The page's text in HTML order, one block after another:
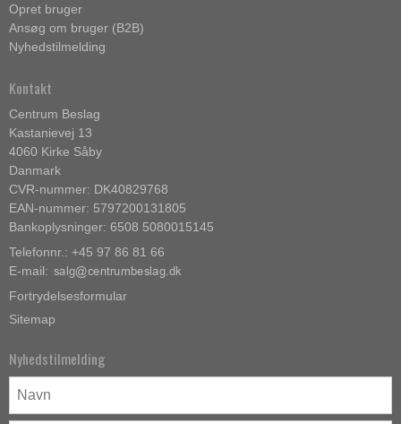
Opret bruger
Ansøg om bruger (B2B)
Nyhedstilmelding
Kontakt
Centrum Beslag
Kastanievej 13
4060 Kirke Såby
Danmark
CVR-nummer: DK40829768
EAN-nummer: 5797200131805
Bankoplysninger: 6508 5080015145
Telefonnr.: +45 97 86 81 66
E-mail:
Fortrydelsesformular
Sitemap
Nyhedstilmelding